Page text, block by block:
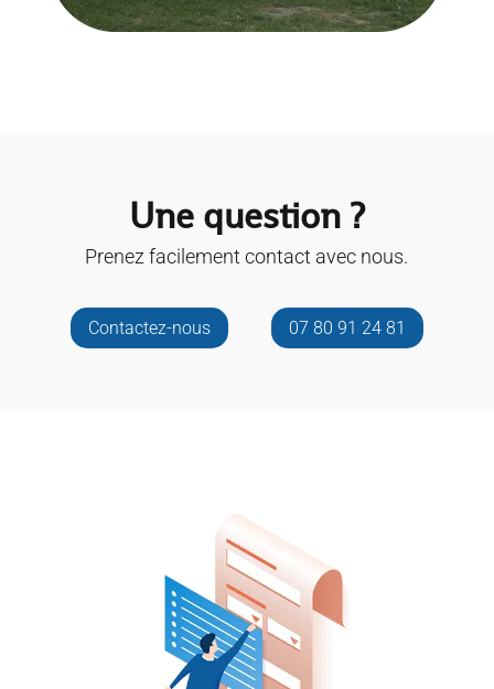
Une question ?
Prenez facilement contact avec nous.
Contactez-nous 07 80 91 24 81